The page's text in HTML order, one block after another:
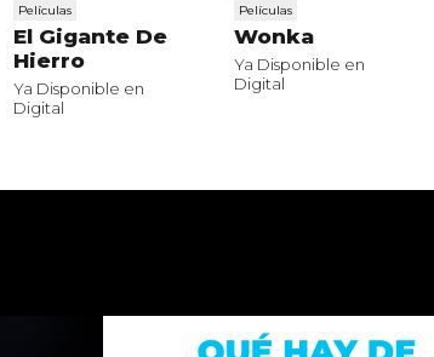
Películas
El Gigante De
Hierro
Ya Disponible en
Digital
Películas
Wonka
Ya Disponible en
Digital